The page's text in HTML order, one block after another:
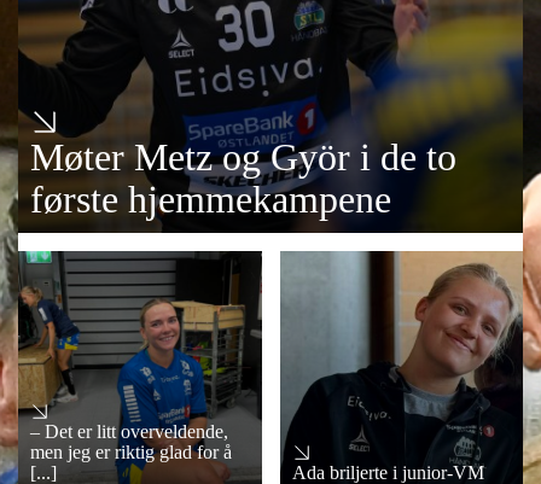
Møter Metz og Györ i de to
første hjemmekampene
– Det er litt overveldende,
men jeg er riktig glad for å
[...]
Ada briljerte i junior-VM